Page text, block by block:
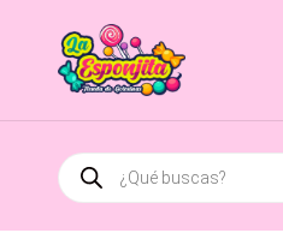
Búsqueda
de
productos